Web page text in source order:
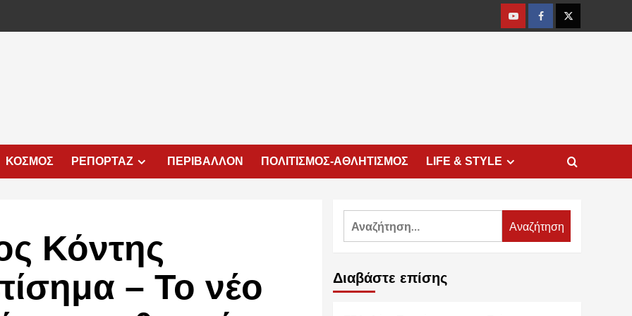
YoutubeFacebookTwitter
ΚΟΣΜΟΣ ΡΕΠΟΡΤΑΖ ΠΕΡΙΒΑΛΛΟΝ ΠΟΛΙΤΙΣΜΟΣ-ΑΘΛΗΤΙΣΜΟΣ LIFE & STYLE
Κόντης
– Το νέο
Αναζήτηση
Διαβάστε επίσης